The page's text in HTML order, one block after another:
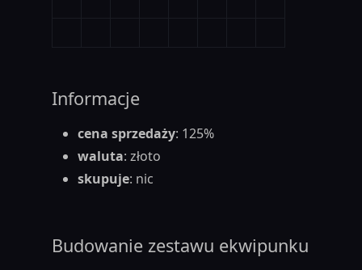
Informacje
cena sprzedaży: 125%
waluta: złoto
skupuje: nic
Budowanie zestawu ekwipunku